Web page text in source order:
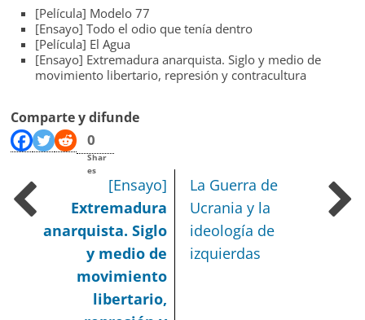
[Película] Modelo 77
[Ensayo] Todo el odio que tenía dentro
[Película] El Agua
[Ensayo] Extremadura anarquista. Siglo y medio de
movimiento libertario, represión y contracultura
Comparte y difunde
0
Shar
es
[Ensayo]
Extremadura
anarquista. Siglo
y medio de
movimiento
libertario,
La Guerra de
Ucrania y la
ideología de
izquierdas